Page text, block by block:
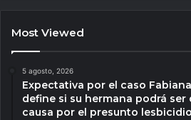
Most Viewed
5 agosto, 2026
Expectativa por el caso
define si su hermana podrá ser
causa por el presunto lesbicidio